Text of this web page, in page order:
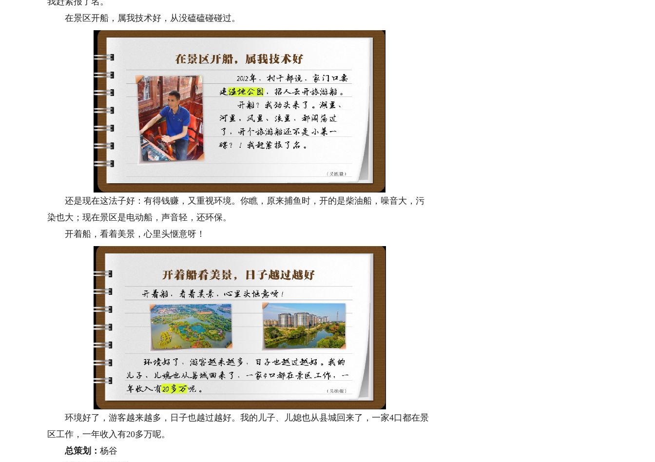
在景区开船，属我技术好，从没磕磕碰碰过。
还是现在这法子好：有得钱赚，又重视环境。你瞧，原来捕鱼时，开的是柴油船，噪音大，污
染也大；现在景区是电动船，声音轻，还环保。
开着船，看着美景，心里头惬意呀！
环境好了，游客越来越多，日子也越过越好。我的儿子、儿媳也从县城回来了，一家4口都在景
区工作，一年收入有20多万呢。
总策划：杨谷